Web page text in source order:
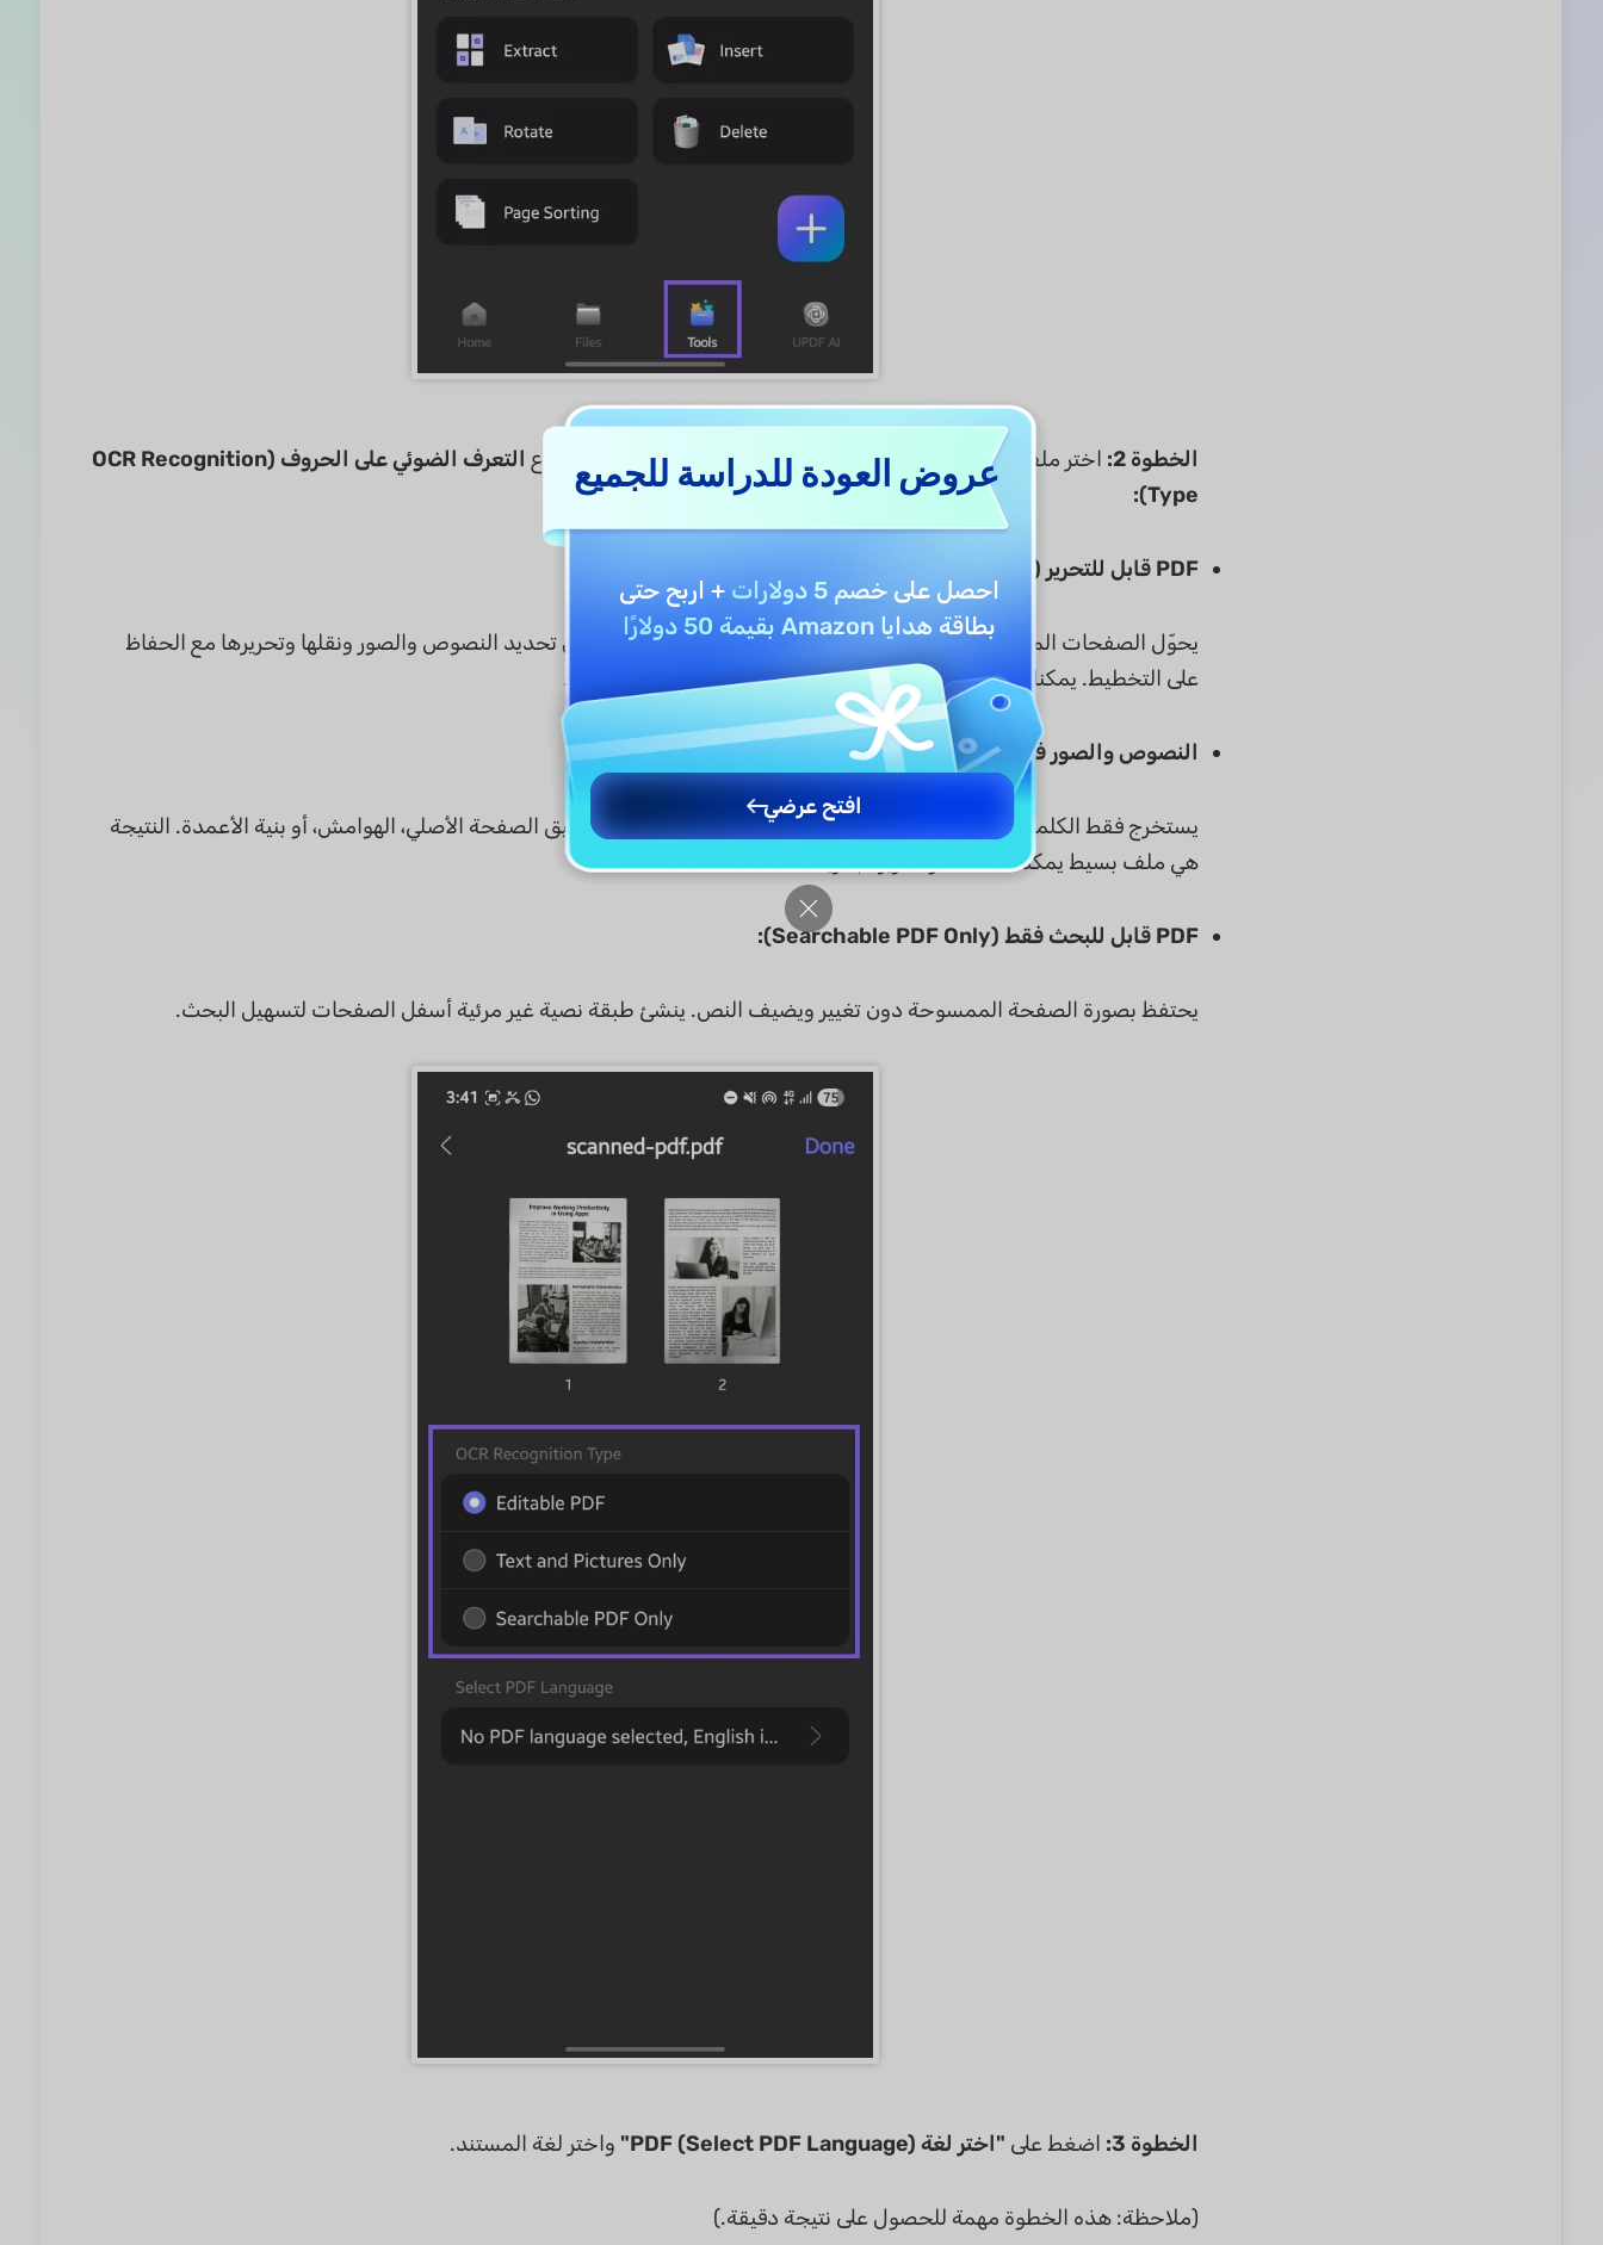
الخطوة 2: اختر ملف PDF الممسوح ضوئيًا الذي تريد التعرف عليه. ثم اختر نوع
التعرف الضوئي على الحروف (OCR Recognition
Type):
PDF قابل للتحرير (Editable PDF):
يحوّل الصفحات الممسوحة إلى مستندات PDF قابلة للتحرير بالكامل. يمكن تحديد النصوص والصور ونقلها وتحريرها مع الحفاظ
على التخطيط. يمكنك أيضًا استبدال الصور دون تغيير مظهر الصفحة الأصلي.
النصوص والصور فقط (Text and Pictures Only):
يستخرج فقط الكلمات والصور من الصفحات الممسوحة. لا يحافظ على تنسيق الصفحة الأصلي، الهوامش، أو بنية الأعمدة. النتيجة
هي ملف بسيط يمكنك نسخه أو تحريره بحرية.
PDF قابل للبحث فقط (Searchable PDF Only):
يحتفظ بصورة الصفحة الممسوحة دون تغيير ويضيف النص. ينشئ طبقة نصية غير مرئية أسفل الصفحات لتسهيل البحث.
الخطوة 3: اضغط على "اختر لغة PDF (Select PDF Language)" واختر لغة المستند.
(ملاحظة: هذه الخطوة مهمة للحصول على نتيجة دقيقة.)
عروض العودة للدراسة للجميع
احصل علىخصم 5 دولارات
+ اربح حتى
بطاقة هدايا Amazon بقيمة 50 دولارًا
افتح عرضي